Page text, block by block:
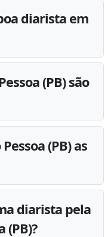
diarista em
(PB) são
(PB) as
diarista pela
(PB)?